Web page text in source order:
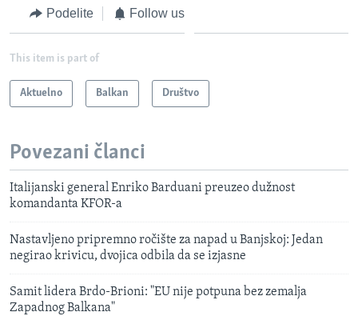
Podelite Follow us
This item is part of
Aktuelno Balkan Društvo
Povezani članci
Italijanski general Enriko Barduani preuzeo dužnost
komandanta KFOR-a
Nastavljeno pripremno ročište za napad u Banjskoj: Jedan
negirao krivicu, dvojica odbila da se izjasne
Samit lidera Brdo-Brioni: "EU nije potpuna bez zemalja
Zapadnog Balkana"